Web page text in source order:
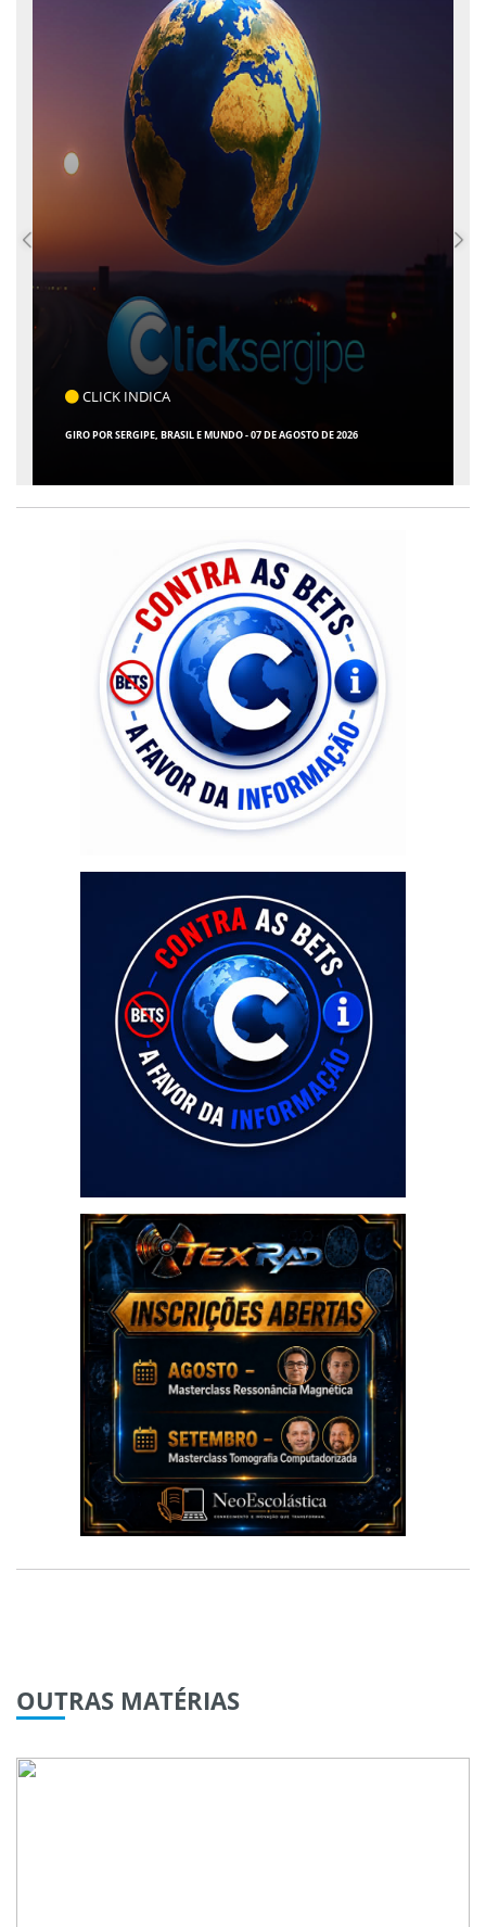
CLICK INDICA
GIRO POR SERGIPE, BRASIL E MUNDO - 07 DE AGOSTO DE 2026
OUTRAS MATÉRIAS